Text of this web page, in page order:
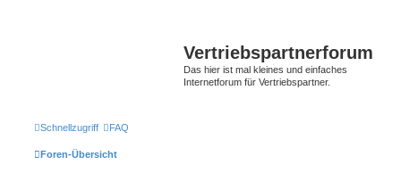
Vertriebspartnerforum
Das hier ist mal kleines und einfaches
Internetforum für Vertriebspartner.
Schnellzugriff FAQ
Foren-Übersicht